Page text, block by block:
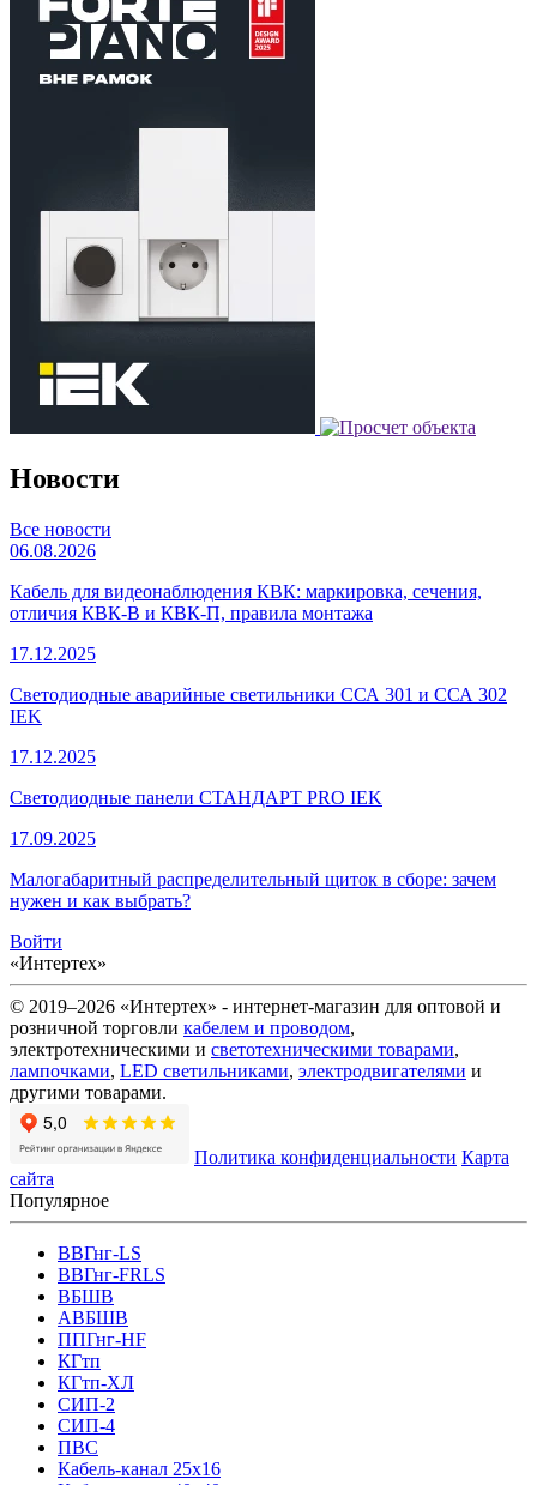
Новости
Все новости
06.08.2026
Кабель для видеонаблюдения КВК: маркировка, сечения,
отличия КВК-В и КВК-П, правила монтажа
17.12.2025
Светодиодные аварийные светильники ССА 301 и ССА 302
IEK
17.12.2025
Светодиодные панели СТАНДАРТ PRO IEK
17.09.2025
Малогабаритный распределительный щиток в сборе: зачем
нужен и как выбрать?
Войти
«Интертех»
© 2019–2026 «Интертех» - интернет-магазин для оптовой и
розничной торговли кабелем и проводом,
электротехническими и светотехническими товарами,
лампочками, LED светильниками, электродвигателями и
другими товарами.
Политика конфиденциальности Карта
сайта
Популярное
ВВГнг-LS
ВВГнг-FRLS
ВБШВ
АВБШВ
ППГнг-HF
КГтп
КГтп-ХЛ
СИП-2
СИП-4
ПВС
Кабель-канал 25х16